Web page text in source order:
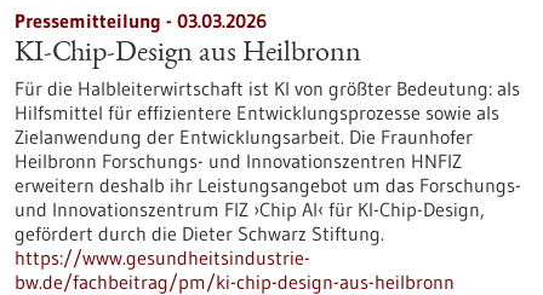
Pressemitteilung - 03.03.2026
KI-Chip-Design aus Heilbronn
Für die Halbleiterwirtschaft ist KI von größter Bedeutung: als
Hilfsmittel für effizientere Entwicklungsprozesse sowie als
Zielanwendung der Entwicklungsarbeit. Die Fraunhofer
Heilbronn Forschungs- und Innovationszentren HNFIZ
erweitern deshalb ihr Leistungsangebot um das Forschungs-
und Innovationszentrum FIZ ›Chip AI‹ für KI-Chip-Design,
gefördert durch die Dieter Schwarz Stiftung.
https://www.gesundheitsindustrie-
bw.de/fachbeitrag/pm/ki-chip-design-aus-heilbronn